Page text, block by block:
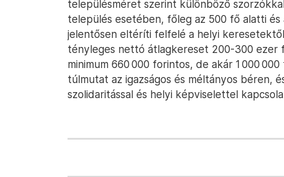
településméret szerint különböző
település esetében, főleg az 500 fő alatti
jelentősen eltéríti felfelé a helyi
tényleges nettó átlagkereset 200-300 ezer
minimum 660 000 forintos, de akár 1 000
túlmutat az igazságos és méltányos béren,
szolidaritással és helyi képviselettel